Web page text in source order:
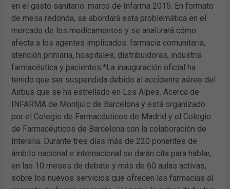
en el gasto sanitario. marco de Infarma 2015. En formato
de mesa redonda, se abordará esta problemática en el
mercado de los medicamentos y se analizará cómo
afecta a los agentes implicados: farmacia comunitaria,
atención primaria, hospitales, distribuidoras, industria
farmacéutica y pacientes.*La inauguración oficial ha
tenido que ser suspendida debido al accidente aéreo del
Airbus que se ha estrellado en Los Alpes. Acerca de
INFARMA de Montjuïc de Barcelona y está organizado
por el Colegio de Farmacéuticos de Madrid y el Colegio
de Farmacéuticos de Barcelona con la colaboración de
Interalia. Durante tres días más de 220 ponentes de
ámbito nacional e internacional se darán cita para hablar,
en las 10 meses de debate y más de 60 aulas activas,
sobre los nuevos servicios que ofrecen las farmacias al